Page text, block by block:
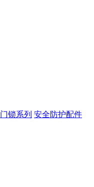
门锁系列 安全防护配件